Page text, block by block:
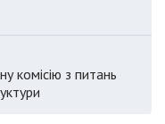
з питань